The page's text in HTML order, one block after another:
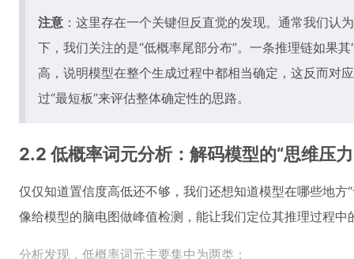
注意 ：这里存在一个关键但反直觉的发现。通常我们认
下，我们关注的是“低概率尾部分布”。一条推理链如果
高，说明模型在整个生成过程中都相当确定，这反而对
过“最短板”来评估整体确定性的思路。
2.2 低概率词元分析：解码模型的“思维压
仅仅知道置信度高低还不够，我们还想知道模型在哪些地方
像给模型的脑电图做峰值检测，能让我们定位其推理过程中
分析发现，低概率词元主要集中为两类：